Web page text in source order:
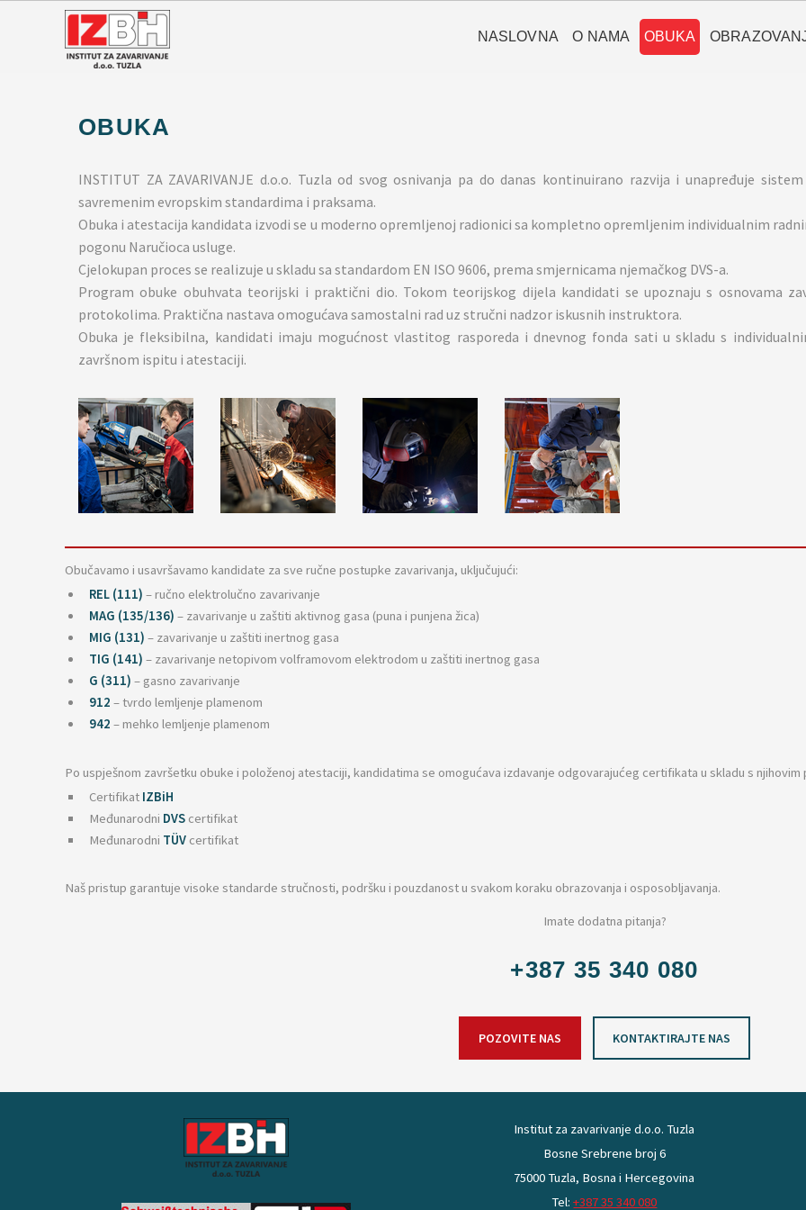
NASLOVNA O NAMA OBUKA
OBUKA
INSTITUT ZA ZAVARIVANJE d.o.o. Tuzla od svog osnivanja pa do danas kontinuirano razvija i unapređuje
savremenim evropskim standardima i praksama.
Obuka i atestacija kandidata izvodi se u moderno opremljenoj radionici sa kompletno opremljenim individualnim
pogonu Naručioca usluge.
Cjelokupan proces se realizuje u skladu sa standardom EN ISO 9606, prema smjernicama njemačkog DVS-a.
Program obuke obuhvata teorijski i praktični dio. Tokom teorijskog dijela kandidati se upoznaju s osnovama
protokolima. Praktična nastava omogućava samostalni rad uz stručni nadzor iskusnih instruktora.
Obuka je fleksibilna, kandidati imaju mogućnost vlastitog rasporeda i dnevnog fonda sati u skladu s
završnom ispitu i atestaciji.
Obučavamo i usavršavamo kandidate za sve ručne postupke zavarivanja, uključujući:
REL (111) – ručno elektrolučno zavarivanje
MAG (135/136) – zavarivanje u zaštiti aktivnog gasa (puna i punjena žica)
MIG (131) – zavarivanje u zaštiti inertnog gasa
TIG (141) – zavarivanje netopivom volframovom elektrodom u zaštiti inertnog gasa
G (311) – gasno zavarivanje
912 – tvrdo lemljenje plamenom
942 – mehko lemljenje plamenom
Po uspješnom završetku obuke i položenoj atestaciji, kandidatima se omogućava izdavanje odgovarajućeg certifikata u skladu s njihovim
Certifikat IZBiH
Međunarodni DVS certifikat
Međunarodni TÜV certifikat
Naš pristup garantuje visoke standarde stručnosti, podršku i pouzdanost u svakom koraku obrazovanja i osposobljavanja.
Imate dodatna pitanja?
+387 35 340 080
POZOVITE NAS KONTAKTIRAJTE NAS
Institut za zavarivanje d.o.o. Tuzla
Bosne Srebrene broj 6
75000 Tuzla, Bosna i Hercegovina
Tel:+387 35 340 080